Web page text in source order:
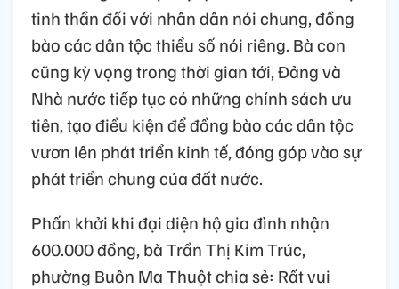
tinh thần đối với nhân dân nói chung, đồng
bào các dân tộc thiểu số nói riêng. Bà con
cũng kỳ vọng trong thời gian tới, Đảng và
Nhà nước tiếp tục có những chính sách ưu
tiên, tạo điều kiện để đồng bào các dân tộc
vươn lên phát triển kinh tế, đóng góp vào sự
phát triển chung của đất nước.
Phấn khởi khi đại diện hộ gia đình nhận
600.000 đồng, bà Trần Thị Kim Trúc,
phường Buôn Ma Thuột chia sẻ: Rất vui